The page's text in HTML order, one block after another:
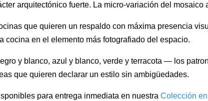
arquitectónico fuerte. La micro-variación del
que quieren un respaldo con máxima presencia
cocina en el elemento más fotografiado del espacio.
y blanco, azul y blanco, verde y terracota — los
que quieren declarar un estilo sin ambigüedades.
para entrega inmediata en nuestraColección